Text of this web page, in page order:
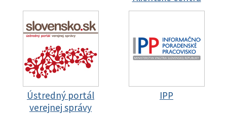
Ústredný portál
verejnej správy
IPP